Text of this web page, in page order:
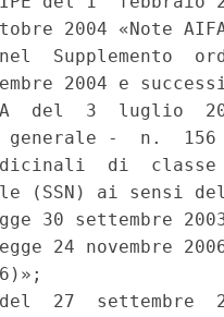
2004 «Note
Supplemento
2004 e
del  3  luglio
generale -  n.
di
(SSN) ai sensi
30 settembre
24 novembre
27  settembre